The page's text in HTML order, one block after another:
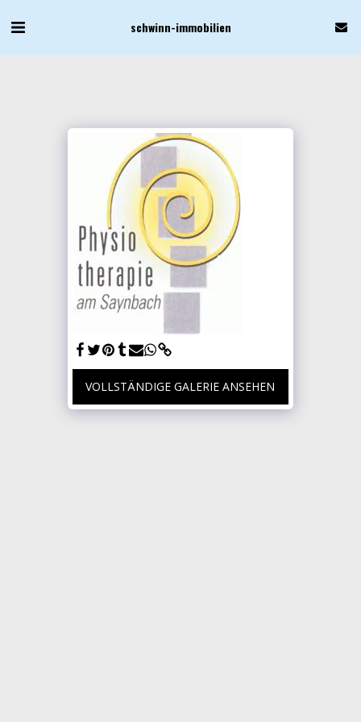
schwinn-immobilien
VOLLSTÄNDIGE GALERIE ANSEHEN